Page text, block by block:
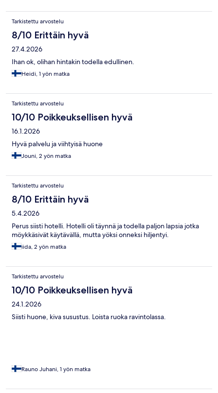
Tarkistettu arvostelu
8/10 Erittäin hyvä
27.4.2026
Ihan ok, olihan hintakin todella edullinen.
Heidi, 1 yön matka
Tarkistettu arvostelu
10/10 Poikkeuksellisen hyvä
16.1.2026
Hyvä palvelu ja viihtyisä huone
Jouni, 2 yön matka
Tarkistettu arvostelu
8/10 Erittäin hyvä
5.4.2026
Perus siisti hotelli. Hotelli oli täynnä ja todella paljon lapsia jotka
möykkäsivät käytävällä, mutta yöksi onneksi hiljentyi.
iida, 2 yön matka
Tarkistettu arvostelu
10/10 Poikkeuksellisen hyvä
24.1.2026
Siisti huone, kiva susustus. Loista ruoka ravintolassa.
Rauno Juhani, 1 yön matka